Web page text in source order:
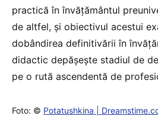
practică în învățământul
de altfel, și obiectivul acestui
dobândirea definitivării în
didactic depășește stadiul de
pe o rută ascendentă de
Foto: © Potatushkina |